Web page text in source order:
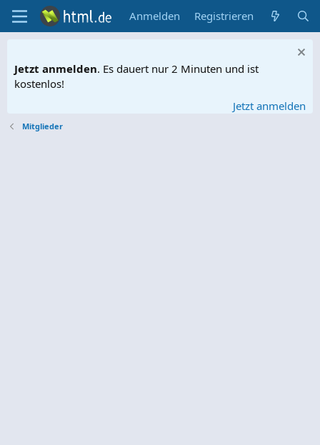
Anmelden Registrieren
Jetzt anmelden. Es dauert nur 2 Minuten und ist
kostenlos!
Jetzt anmelden
Mitglieder